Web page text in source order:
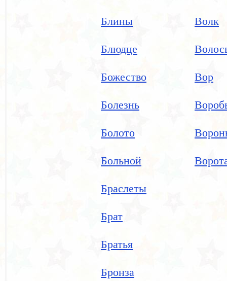
Блины
Блюдце
Божество
Болезнь
Болото
Больной
Браслеты
Брат
Братья
Бронза
Волк
Вор